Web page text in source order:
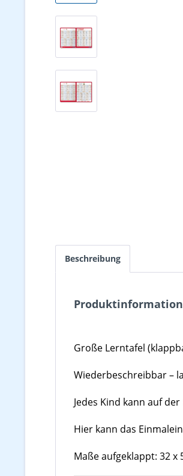
Beschreibung
Große Lerntafel
Wiederbeschreibbar –
Jedes Kind kann auf
Hier kann das
Maße aufgeklappt: 32 x